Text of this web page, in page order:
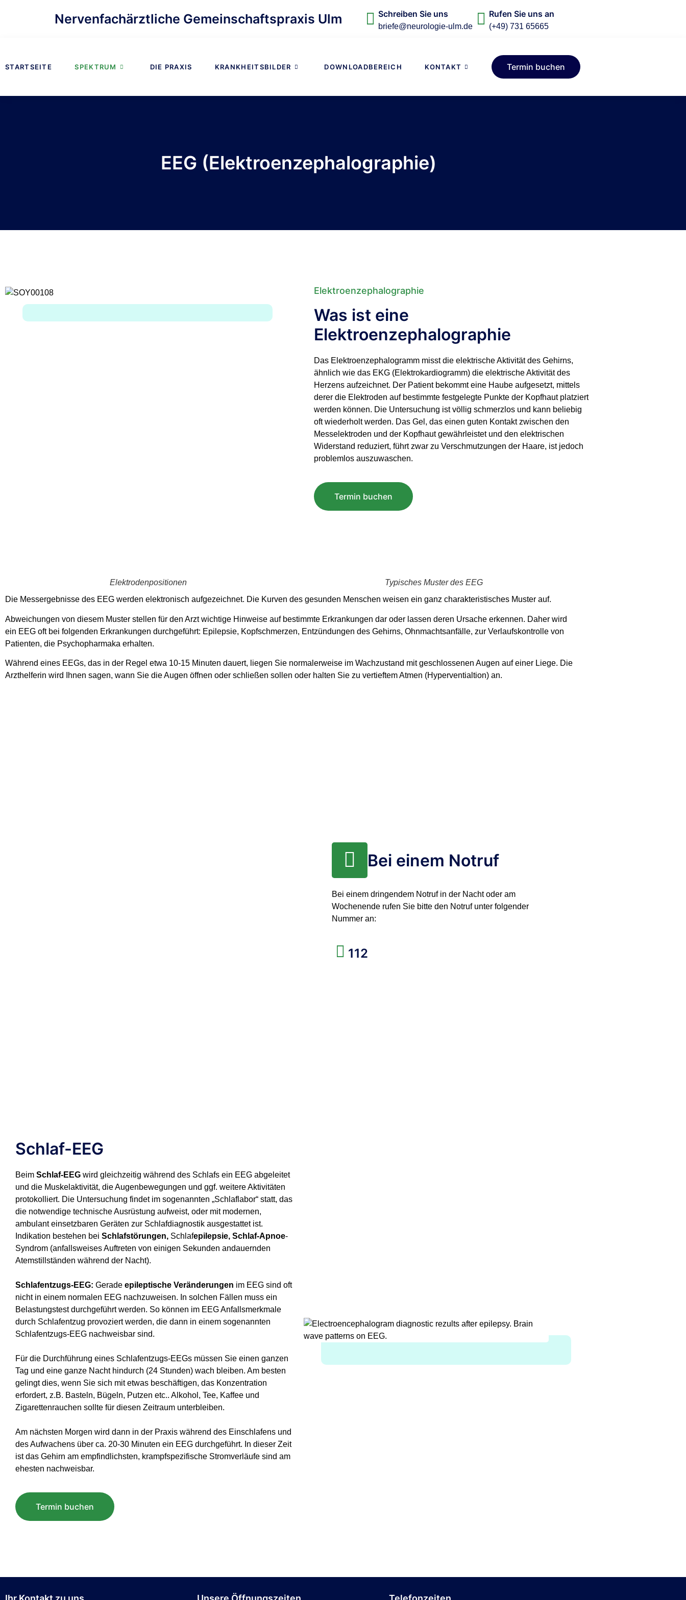
Nervenfachärztliche Gemeinschaftspraxis Ulm Schreiben Sie uns
briefe@neurologie-ulm.de
Rufen Sie uns an
(+49) 731 65665
STARTSEITE SPEKTRUM DIE PRAXIS KRANKHEITSBILDER DOWNLOADBEREICH KONTAKT Termin buchen
EEG (Elektroenzephalographie)
Elektroenzephalographie
Was ist eine
Elektroenzephalographie
Das Elektroenzephalogramm misst die elektrische Aktivität des Gehirns,
ähnlich wie das EKG (Elektrokardiogramm) die elektrische Aktivität des
Herzens aufzeichnet. Der Patient bekommt eine Haube aufgesetzt, mittels
derer die Elektroden auf bestimmte festgelegte Punkte der Kopfhaut platziert
werden können. Die Untersuchung ist völlig schmerzlos und kann beliebig
oft wiederholt werden. Das Gel, das einen guten Kontakt zwischen den
Messelektroden und der Kopfhaut gewährleistet und den elektrischen
Widerstand reduziert, führt zwar zu Verschmutzungen der Haare, ist jedoch
problemlos auszuwaschen.
Termin buchen
Elektrodenpositionen
Typisches Muster des EEG
Die Messergebnisse des EEG werden elektronisch aufgezeichnet. Die Kurven des gesunden Menschen weisen ein ganz charakteristisches Muster auf.
Abweichungen von diesem Muster stellen für den Arzt wichtige Hinweise auf bestimmte Erkrankungen dar oder lassen deren Ursache erkennen. Daher wird
ein EEG oft bei folgenden Erkrankungen durchgeführt: Epilepsie, Kopfschmerzen, Entzündungen des Gehirns, Ohnmachtsanfälle, zur Verlaufskontrolle von
Patienten, die Psychopharmaka erhalten.
Während eines EEGs, das in der Regel etwa 10-15 Minuten dauert, liegen Sie normalerweise im Wachzustand mit geschlossenen Augen auf einer Liege. Die
Arzthelferin wird Ihnen sagen, wann Sie die Augen öffnen oder schließen sollen oder halten Sie zu vertieftem Atmen (Hyperventialtion) an.
Bei einem Notruf
Bei einem dringendem Notruf in der Nacht oder am
Wochenende rufen Sie bitte den Notruf unter folgender
Nummer an:
112
Schlaf-EEG
Beim Schlaf-EEG wird gleichzeitig während des Schlafs ein EEG abgeleitet
und die Muskelaktivität, die Augenbewegungen und ggf. weitere Aktivitäten
protokolliert. Die Untersuchung findet im sogenannten „Schlaflabor“ statt, das
die notwendige technische Ausrüstung aufweist, oder mit modernen,
ambulant einsetzbaren Geräten zur Schlafdiagnostik ausgestattet ist.
Indikation bestehen bei Schlafstörungen, Schlafepilepsie, Schlaf-Apnoe-
Syndrom (anfallsweises Auftreten von einigen Sekunden andauernden
Atemstillständen während der Nacht).
Schlafentzugs-EEG: Gerade epileptische Veränderungen im EEG sind oft
nicht in einem normalen EEG nachzuweisen. In solchen Fällen muss ein
Belastungstest durchgeführt werden. So können im EEG Anfallsmerkmale
durch Schlafentzug provoziert werden, die dann in einem sogenannten
Schlafentzugs-EEG nachweisbar sind.
Für die Durchführung eines Schlafentzugs-EEGs müssen Sie einen ganzen
Tag und eine ganze Nacht hindurch (24 Stunden) wach bleiben. Am besten
gelingt dies, wenn Sie sich mit etwas beschäftigen, das Konzentration
erfordert, z.B. Basteln, Bügeln, Putzen etc.. Alkohol, Tee, Kaffee und
Zigarettenrauchen sollte für diesen Zeitraum unterbleiben.
Am nächsten Morgen wird dann in der Praxis während des Einschlafens und
des Aufwachens über ca. 20-30 Minuten ein EEG durchgeführt. In dieser Zeit
ist das Gehirn am empfindlichsten, krampfspezifische Stromverläufe sind am
ehesten nachweisbar.
Termin buchen